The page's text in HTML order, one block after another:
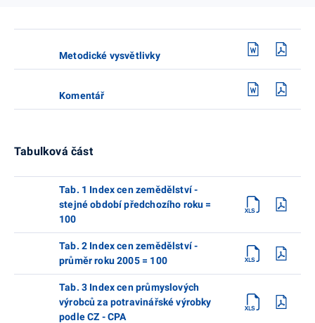
Metodické vysvětlivky
Komentář
Tabulková část
Tab. 1 Index cen zemědělství -
stejné období předchozího roku =
100
Tab. 2 Index cen zemědělství -
průměr roku 2005 = 100
Tab. 3 Index cen průmyslových
výrobců za potravinářské výrobky
podle CZ - CPA